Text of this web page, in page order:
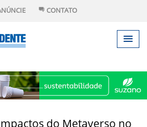
CONTATO
do Metaverso no